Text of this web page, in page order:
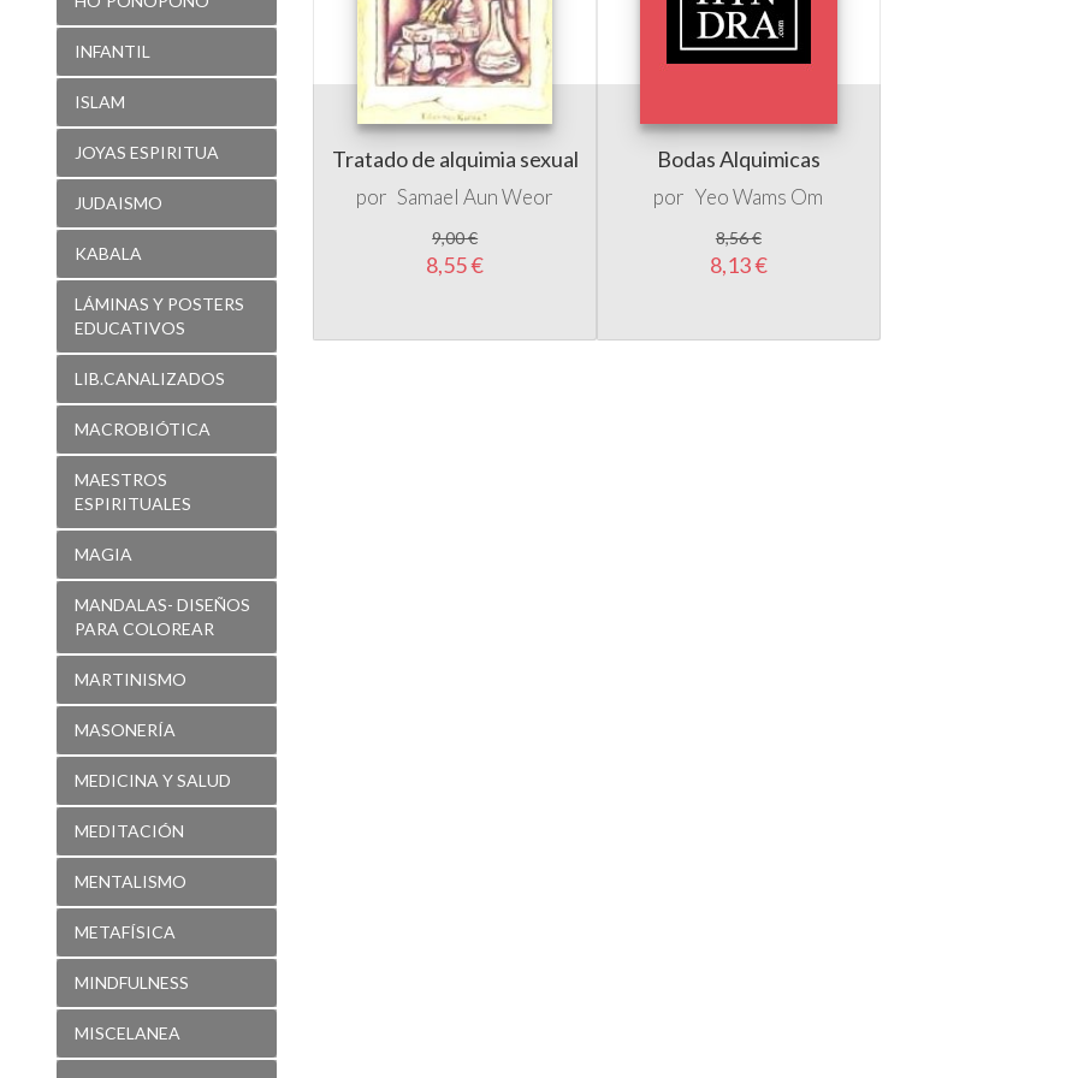
JOYAS ESPIRITUA
JUDAISMO
KABALA
LÁMINAS Y POSTERS
EDUCATIVOS
LIB.CANALIZADOS
MACROBIÓTICA
MAESTROS
ESPIRITUALES
MAGIA
MANDALAS- DISEÑOS
PARA COLOREAR
MARTINISMO
MASONERÍA
MEDICINA Y SALUD
MEDITACIÓN
MENTALISMO
METAFÍSICA
MINDFULNESS
MISCELANEA
MISTICA EMPRESA
MITOLOGÍA
Tratado de alquimia sexual
por Samael Aun Weor
9,00 €
8,55 €
Bodas Alquimicas
8,56 €
8,13 €